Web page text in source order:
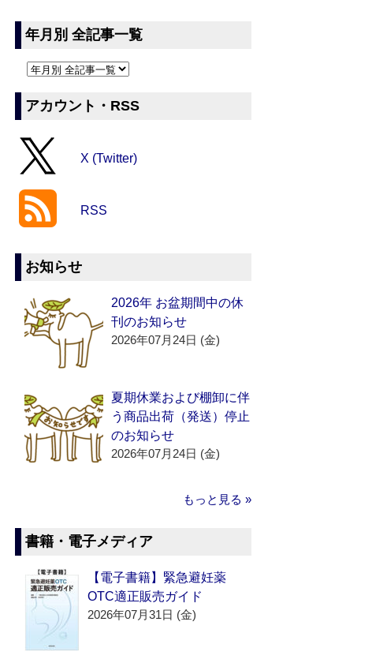
年月別 全記事一覧
アカウント・RSS
X (Twitter)
RSS
お知らせ
2026年 お盆期間中の休
刊のお知らせ
2026年07月24日 (金)
夏期休業および棚卸に伴
う商品出荷（発送）停止
のお知らせ
2026年07月24日 (金)
もっと見る »
書籍・電子メディア
【電子書籍】緊急避妊薬
OTC適正販売ガイド
2026年07月31日 (金)